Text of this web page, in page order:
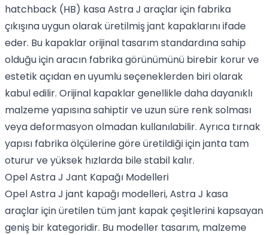
hatchback (HB) kasa Astra J araçlar için fabrika
çıkışına uygun olarak üretilmiş jant kapaklarını ifade
eder. Bu kapaklar orijinal tasarım standardına sahip
olduğu için aracın fabrika görünümünü birebir korur ve
estetik açıdan en uyumlu seçeneklerden biri olarak
kabul edilir. Orijinal kapaklar genellikle daha dayanıklı
malzeme yapısına sahiptir ve uzun süre renk solması
veya deformasyon olmadan kullanılabilir. Ayrıca tırnak
yapısı fabrika ölçülerine göre üretildiği için janta tam
oturur ve yüksek hızlarda bile stabil kalır.
Opel Astra J Jant Kapağı Modelleri
Opel Astra J jant kapağı modelleri, Astra J kasa
araçlar için üretilen tüm jant kapak çeşitlerini kapsayan
geniş bir kategoridir. Bu modeller tasarım, malzeme